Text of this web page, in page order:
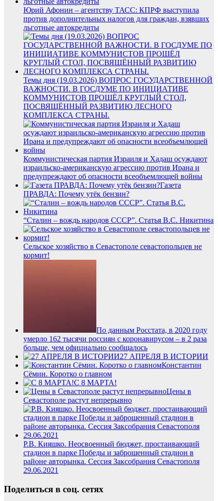
Юрий Афонин – агентству ТАСС: КПРФ выступила
против дополнительных налогов для граждан, взявших
льготные автокредиты
Темы дня (19.03.2026) ВОПРОС ГОСУДАРСТВЕННОЙ
ВАЖНОСТИ. В ГОСДУМЕ ПО ИНИЦИАТИВЕ
КОММУНИСТОВ ПРОШЁЛ КРУГЛЫЙ СТОЛ,
ПОСВЯЩЁННЫЙ РАЗВИТИЮ ЛЕСНОГО
КОМПЛЕКСА СТРАНЫ.
Коммунистическая партия Израиля и Хадаш осуждают
израильско-американскую агрессию против Ирана и
предупреждают об опасности всеобъемлющей войны
Газета
ПРАВДА: Почему утёк бензин?
“Сталин – вождь народов СССР”. Статья В.С. Никитина
Сельское хозяйство в Севастополе севастопольцев не
кормит!
По данным Росстата, в 2020 году
умерло 162 тысячи россиян с коронавирусом – в 2 раза
больше, чем официально сообщалось
27 АПРЕЛЯ В ИСТОРИИ
Константин
Сёмин. Коротко о главном
С 8 МАРТА!
Цены в
Севастополе растут непрерывно
Р.В. Кияшко. Неосвоенный бюджет, простаивающий
стадион в парке Победы и заброшенный стадион в
районе авторынка. Сессия Заксобрания Севастополя
29.06.2021
Поделиться в соц. сетях